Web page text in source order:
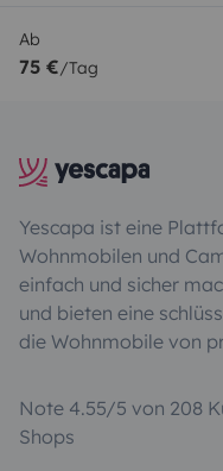
Ab
75 €/Tag
Yescapa ist eine
Wohnmobilen und
einfach und sicher
und bieten eine
die Wohnmobile von
Note 4.55/5 von 208
Shops